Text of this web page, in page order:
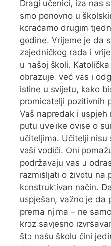
Dragi učenici, iza nas
smo ponovno u
koračamo drugim
godine. Vrijeme je da
zajedničkog rada i
u našoj školi.
obrazuje, već vas i
istine u svijetu, kako
promicatelji pozitivnih
Vaš napredak i uspjeh
putu uvelike ovise o
učiteljima. Učitelji nisu
vaši vodiči. Oni
podržavaju vas u
razmišljati o životu na
konstruktivan način.
uspješan, važno je da
prema njima – ne
kroz savjesno
što našu školu čini